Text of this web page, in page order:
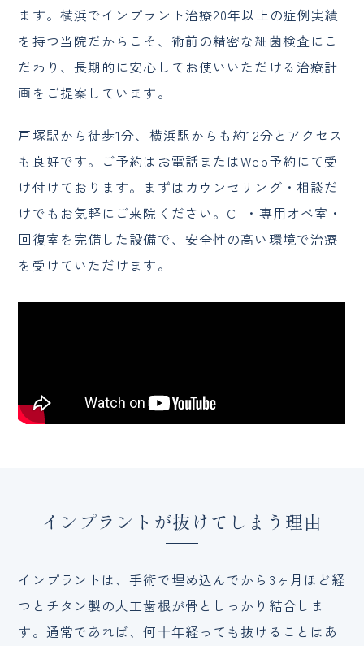
ます。横浜でインプラント治療20年以上の症例実績
を持つ当院だからこそ、術前の精密な細菌検査にこ
だわり、長期的に安心してお使いいただける治療計
画をご提案しています。
戸塚駅から徒歩1分、横浜駅からも約12分とアクセス
も良好です。ご予約はお電話またはWeb予約にて受
け付けております。まずはカウンセリング・相談だ
けでもお気軽にご来院ください。CT・専用オペ室・
回復室を完備した設備で、安全性の高い環境で治療
を受けていただけます。
インプラントが抜けてしまう理由
インプラントは、手術で埋め込んでから3ヶ月ほど経
つとチタン製の人工歯根が骨としっかり結合しま
す。通常であれば、何十年経っても抜けることはあ